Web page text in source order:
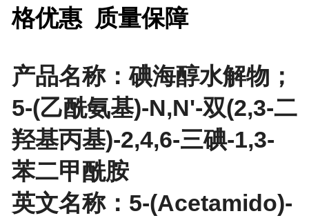
格优惠 质量保障
产品名称：碘海醇水解物；
5-(乙酰氨基)-N,N'-双(2,3-二
羟基丙基)-2,4,6-三碘-1,3-
苯二甲酰胺
英文名称：5-(Acetamido)-